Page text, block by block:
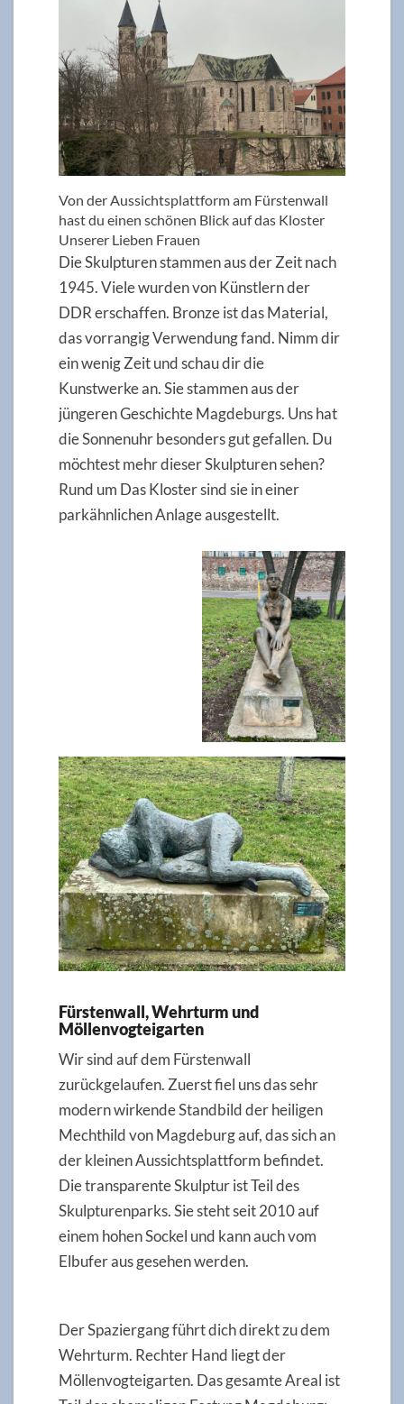
Von der Aussichtsplattform am Fürstenwall
hast du einen schönen Blick auf das Kloster
Unserer Lieben Frauen
Die Skulpturen stammen aus der Zeit nach
1945. Viele wurden von Künstlern der
DDR erschaffen. Bronze ist das Material,
das vorrangig Verwendung fand. Nimm dir
ein wenig Zeit und schau dir die
Kunstwerke an. Sie stammen aus der
jüngeren Geschichte Magdeburgs. Uns hat
die Sonnenuhr besonders gut gefallen. Du
möchtest mehr dieser Skulpturen sehen?
Rund um Das Kloster sind sie in einer
parkähnlichen Anlage ausgestellt.
Fürstenwall, Wehrturm und
Möllenvogteigarten
Wir sind auf dem Fürstenwall
zurückgelaufen. Zuerst fiel uns das sehr
modern wirkende Standbild der heiligen
Mechthild von Magdeburg auf, das sich an
der kleinen Aussichtsplattform befindet.
Die transparente Skulptur ist Teil des
Skulpturenparks. Sie steht seit 2010 auf
einem hohen Sockel und kann auch vom
Elbufer aus gesehen werden.
Der Spaziergang führt dich direkt zu dem
Wehrturm. Rechter Hand liegt der
Möllenvogteigarten. Das gesamte Areal ist